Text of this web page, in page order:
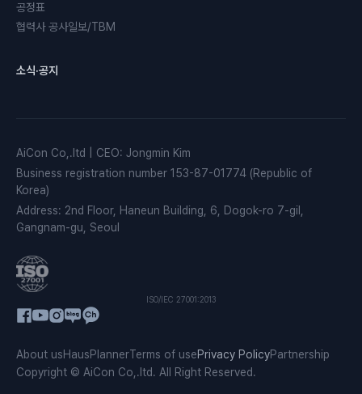
공정표
협력사 공사일보/TBM
소식·공지
AiCon Co,.ltd CEO: Jongmin Kim
Business registration number 153-87-01774 (Republic of
Korea)
Address: 2nd Floor, Haneun Building, 6, Dogok-ro 7-gil,
Gangnam-gu, Seoul
ISO/IEC 27001:2013
Copyright © AiCon Co,.ltd. All Right Reserved.
About usHausPlannerTerms of usePrivacy PolicyPartnership